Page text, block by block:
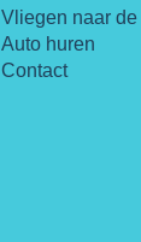
Vliegen naar
Auto huren
Contact